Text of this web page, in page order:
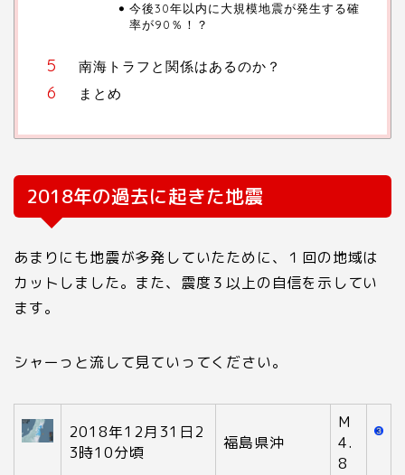
今後30年以内に大規模地震が発生する確
率が90％！？
南海トラフと関係はあるのか？
まとめ
2018年の過去に起きた地震
あまりにも地震が多発していたために、１回の地域は
カットしました。また、震度３以上の自信を示してい
ます。
シャーっと流して見ていってください。
2018年12月31日2
3時10分頃
福島県沖
M
4.
8